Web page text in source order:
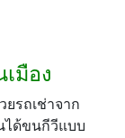
มือง
รถเช่าจาก
ได้ขนกีวีแบบ